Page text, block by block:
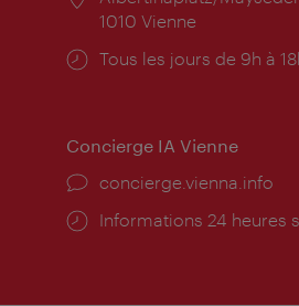
1010 Vienne
Horaires
Tous les jours de 9h à
Concierge IA Vienne
Ort:
concierge.vienna.info
Öffnungszeiten:
Informations 24 heures